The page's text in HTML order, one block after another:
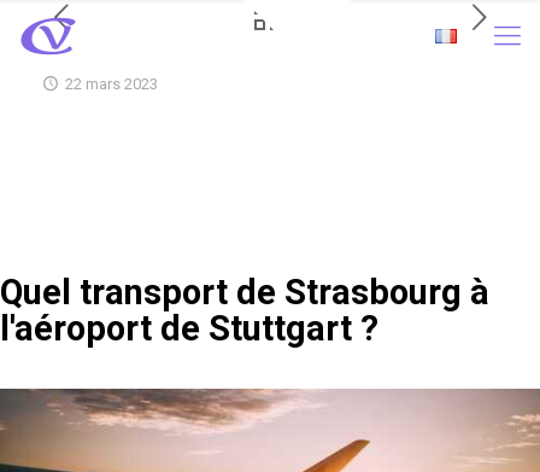
22 mars 2023
Quel transport de Strasbourg à
l'aéroport de Stuttgart ?